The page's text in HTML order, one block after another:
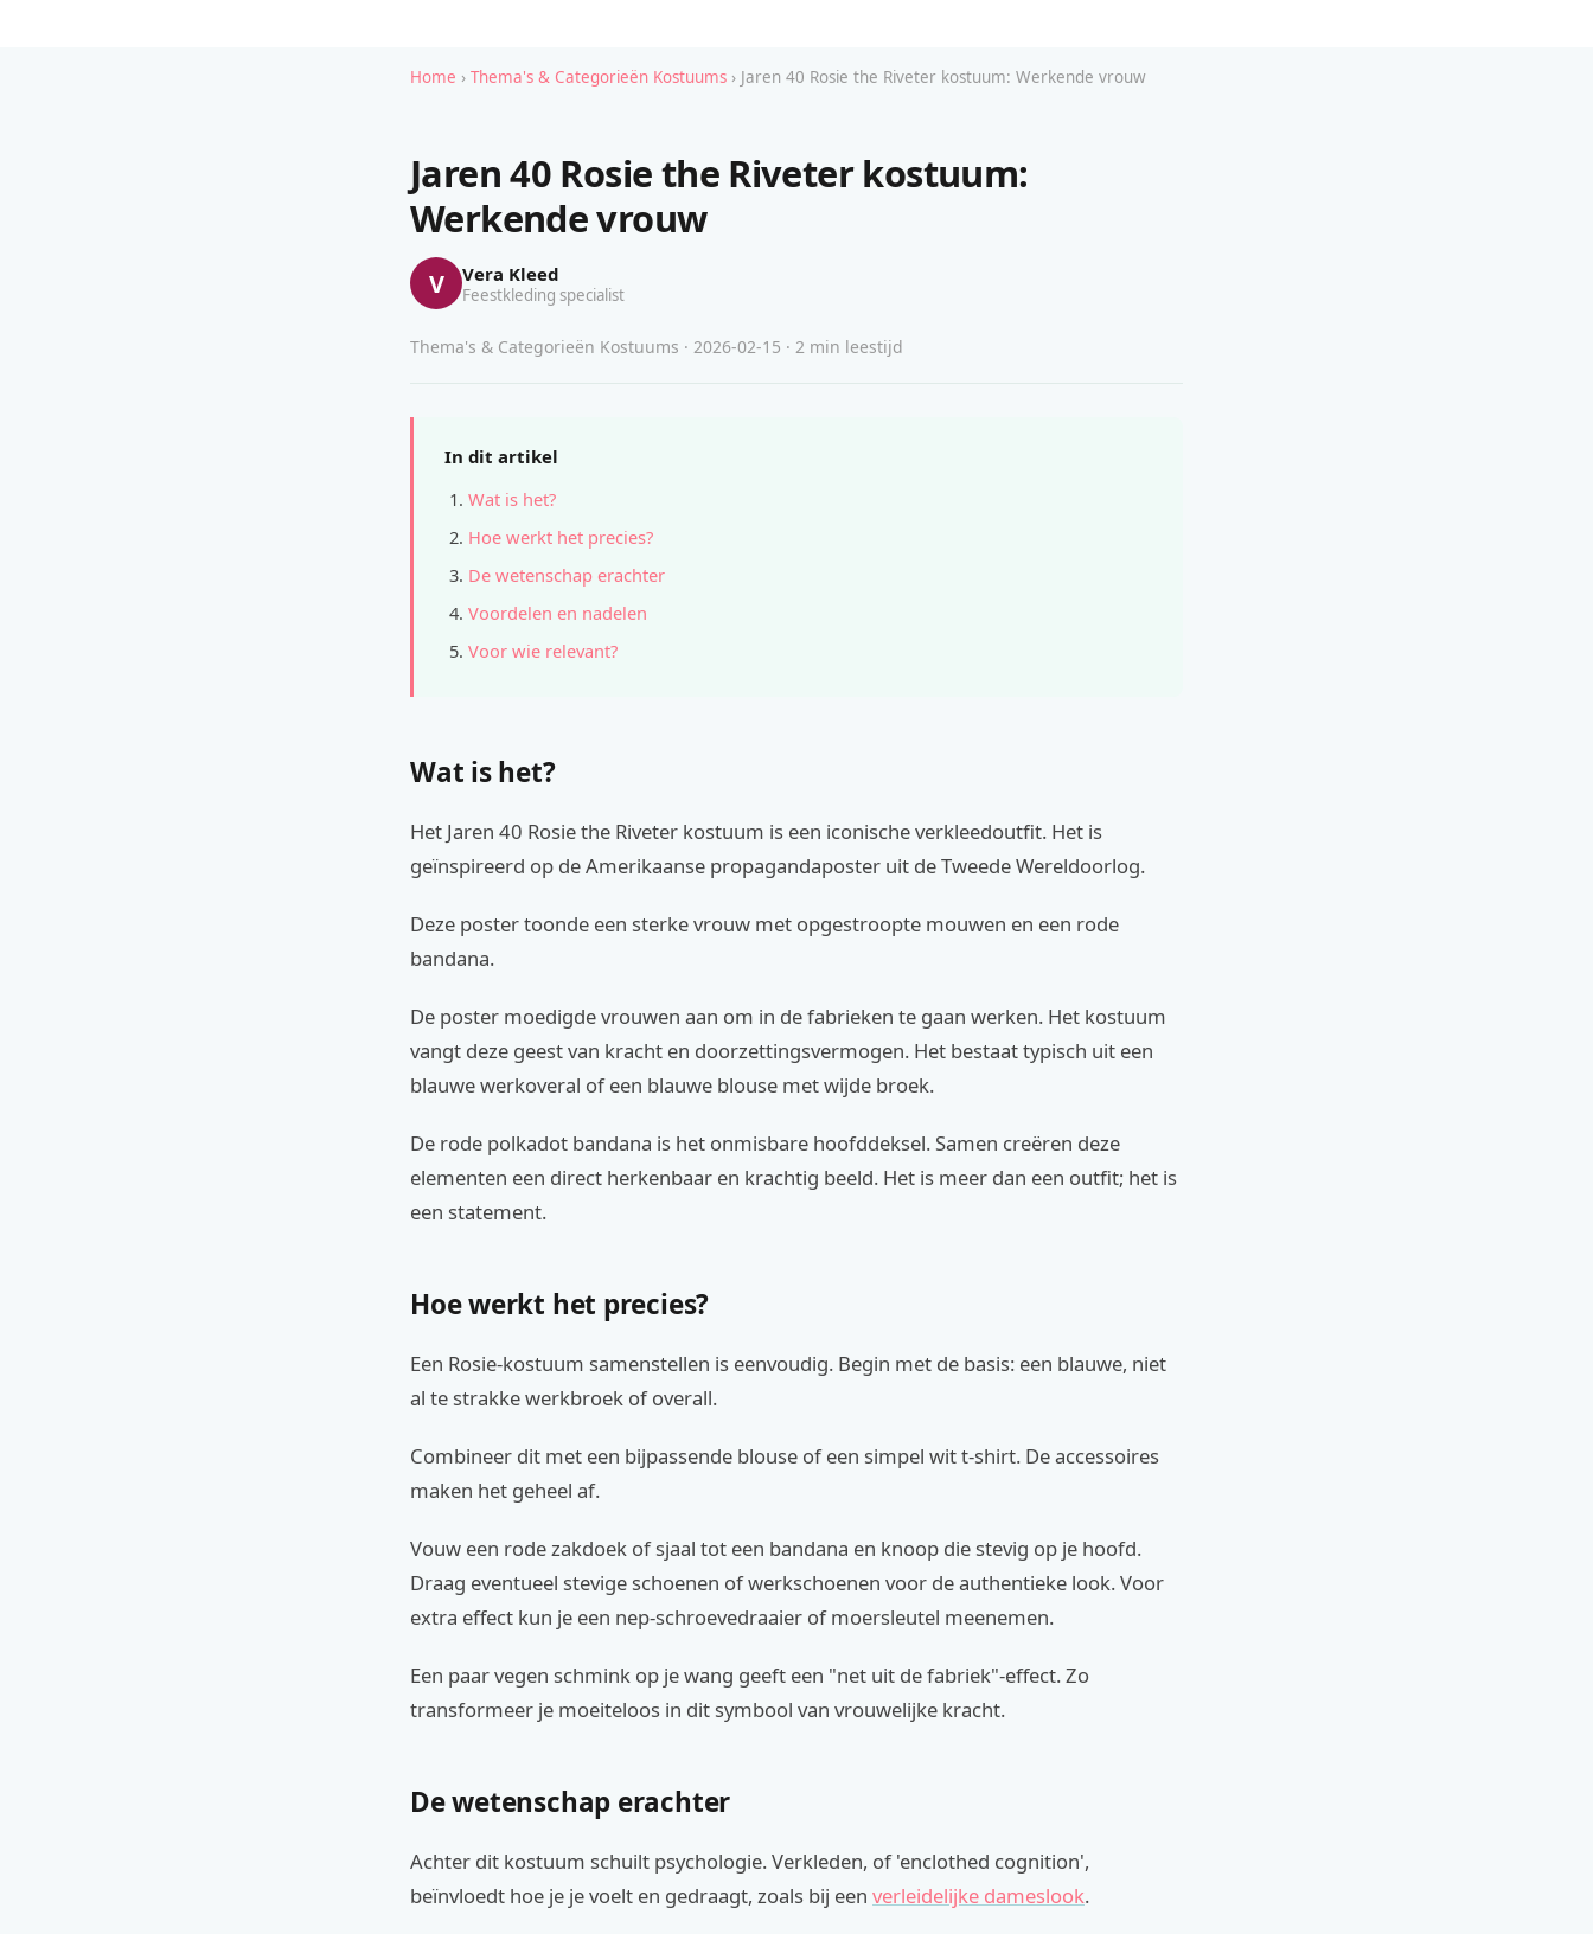
Home › Thema's & Categorieën Kostuums › Jaren 40 Rosie the Riveter kostuum: Werkende vrouw
Jaren 40 Rosie the Riveter kostuum:
Werkende vrouw
V Vera Kleed
Feestkleding specialist
Thema's & Categorieën Kostuums · 2026-02-15 · 2 min leestijd
In dit artikel
Wat is het?
Hoe werkt het precies?
De wetenschap erachter
Voordelen en nadelen
Voor wie relevant?
Wat is het?
Het Jaren 40 Rosie the Riveter kostuum is een iconische verkleedoutfit. Het is
geïnspireerd op de Amerikaanse propagandaposter uit de Tweede Wereldoorlog.
Deze poster toonde een sterke vrouw met opgestroopte mouwen en een rode
bandana.
De poster moedigde vrouwen aan om in de fabrieken te gaan werken. Het kostuum
vangt deze geest van kracht en doorzettingsvermogen. Het bestaat typisch uit een
blauwe werkoveral of een blauwe blouse met wijde broek.
De rode polkadot bandana is het onmisbare hoofddeksel. Samen creëren deze
elementen een direct herkenbaar en krachtig beeld. Het is meer dan een outfit; het is
een statement.
Hoe werkt het precies?
Een Rosie-kostuum samenstellen is eenvoudig. Begin met de basis: een blauwe, niet
al te strakke werkbroek of overall.
Combineer dit met een bijpassende blouse of een simpel wit t-shirt. De accessoires
maken het geheel af.
Vouw een rode zakdoek of sjaal tot een bandana en knoop die stevig op je hoofd.
Draag eventueel stevige schoenen of werkschoenen voor de authentieke look. Voor
extra effect kun je een nep-schroevedraaier of moersleutel meenemen.
Een paar vegen schmink op je wang geeft een "net uit de fabriek"-effect. Zo
transformeer je moeiteloos in dit symbool van vrouwelijke kracht.
De wetenschap erachter
Achter dit kostuum schuilt psychologie. Verkleden, of 'enclothed cognition',
beïnvloedt hoe je je voelt en gedraagt, zoals bij een verleidelijke dameslook.